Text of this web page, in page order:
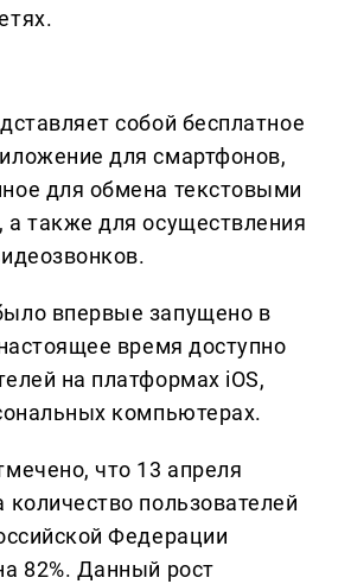
собой бесплатное
для смартфонов,
для обмена текстовыми
также для осуществления
впервые запущено в
время доступно
на платформах iOS,
компьютерах.
что 13 апреля
количество пользователей
Федерации
82%. Данный рост